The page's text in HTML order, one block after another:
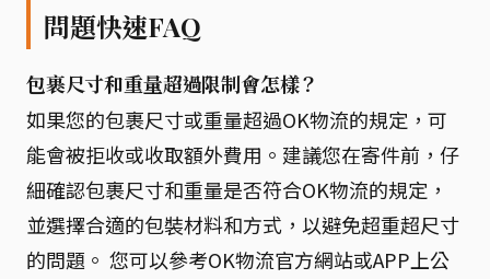
問題快速FAQ
包裹尺寸和重量超過限制會怎樣？
如果您的包裹尺寸或重量超過OK物流的規定，可
能會被拒收或收取額外費用。建議您在寄件前，仔
細確認包裹尺寸和重量是否符合OK物流的規定，
並選擇合適的包裝材料和方式，以避免超重超尺寸
的問題。 您可以參考OK物流官方網站或APP上公